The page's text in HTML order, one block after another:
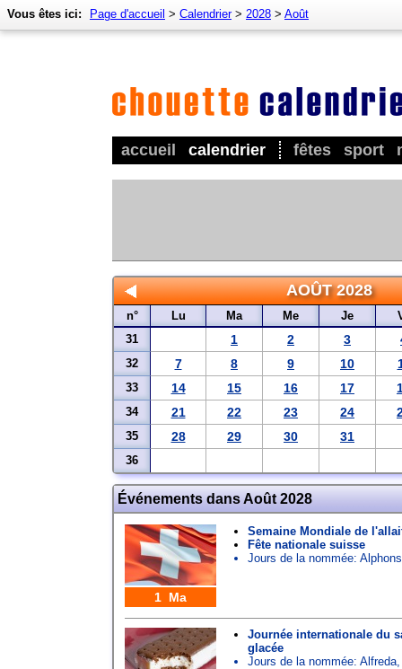
accueil calendrier fêtes sport
Vous êtes ici: Page d'accueil > Calendrier> 2028 > Août
AOÛT 2028
n° Lu Ma Me Je
31
1 2 3
32 7 8 9 10
33 14 15 16 17
34 21 22 23 24
35 28 29 30 31
36
Événements dans Août 2028
1 Ma
Semaine Mondiale de
Fête nationale suisse
Jours de la nommée:
Journée internationale du
glacée
Jours de la nommée: Alfreda